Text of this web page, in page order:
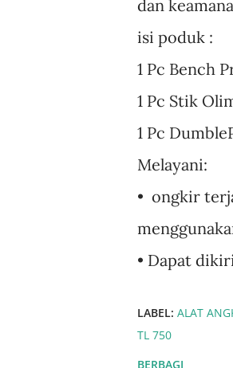
dan
isi poduk :
1 Pc Bench
1 Pc Stik
1 Pc
Melayani:
• ⁠ ongkir
• ⁠Dapat
LABEL: ALAT
TL 750
BERBAGI